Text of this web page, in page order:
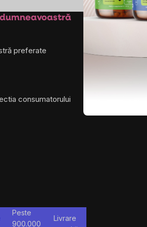
preferate
consumatorului
Despre
Peste
900.000
Livrare